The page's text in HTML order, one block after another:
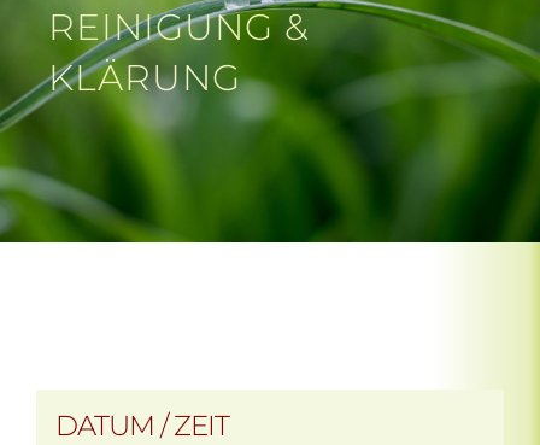
REINIGUNG &
KLÄRUNG
DATUM / ZEIT